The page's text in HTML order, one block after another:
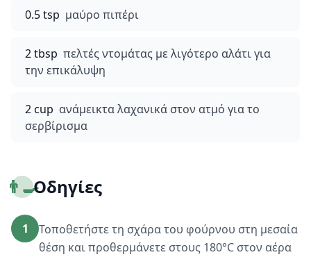
0.5 tsp μαύρο πιπέρι
2 tbsp πελτές ντομάτας με λιγότερο αλάτι για
την επικάλυψη
2 cup ανάμεικτα λαχανικά στον ατμό για το
σερβίρισμα
👨‍🍳Οδηγίες
1
Τοποθετήστε τη σχάρα του φούρνου στη μεσαία
θέση και προθερμάνετε στους 180°C στον αέρα